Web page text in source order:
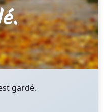
gardé.